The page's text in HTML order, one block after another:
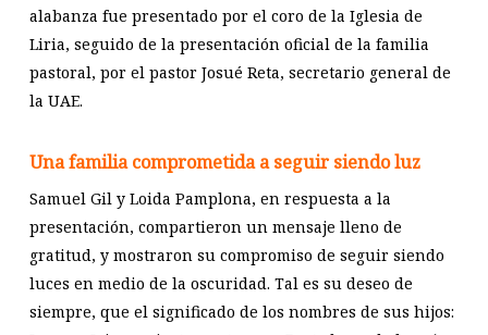
alabanza fue presentado por el coro de la Iglesia de
Liria, seguido de la presentación oficial de la familia
pastoral, por el pastor Josué Reta, secretario general de
la UAE.
Una familia comprometida a seguir siendo luz
Samuel Gil y Loida Pamplona, en respuesta a la
presentación, compartieron un mensaje lleno de
gratitud, y mostraron su compromiso de seguir siendo
luces en medio de la oscuridad. Tal es su deseo de
siempre, que el significado de los nombres de sus hijos: